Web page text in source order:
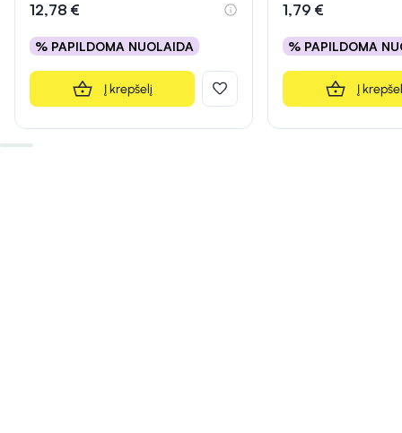
12,78 €
% PAPILDOMA NUOLAIDA
Į krepšelį
1,79 €
% PAPILDOMA
Į